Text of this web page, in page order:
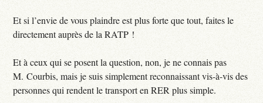
Et si l’envie de vous plaindre est plus forte que tout, faites le
directement auprès de la RATP !
Et à ceux qui se posent la question, non, je ne connais pas
M. Courbis, mais je suis simplement reconnaissant vis-à-vis des
personnes qui rendent le transport en RER plus simple.